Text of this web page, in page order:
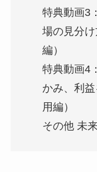
特典動画3
場の見分
編）
特典動画4
かみ、利
用編）
その他 未